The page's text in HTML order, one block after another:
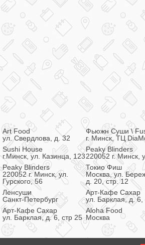
Art Food
ул. Свердлова, д. 32
Фьюжн Суши \
г. Минск, ТЦ
Sushi House
г.Минск, ул. Казинца, 123
Peaky Blinders
220052 г. Минск,
Peaky Blinders
220052 г. Минск, ул.
Гурского, 56
Токио Фиш
Москва, ул.
д. 20, стр. 12
Ленсуши
Санкт-Петербург
Арт-Кафе Сахар
ул. Барклая, д. 6,
Арт-Кафе Сахар
ул. Барклая, д. 6, стр 25
Aloha Food
Москва